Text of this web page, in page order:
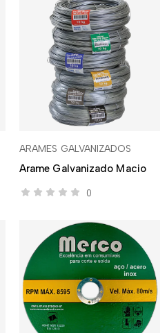
ARAMES GALVANIZADOS
Arame Galvanizado Macio
0